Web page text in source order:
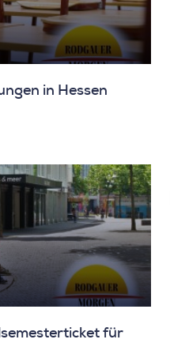
in Hessen
für